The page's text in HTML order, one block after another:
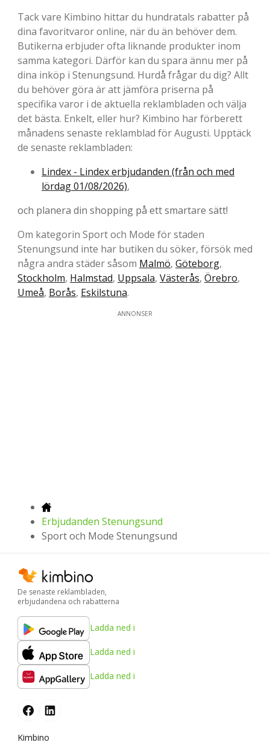
Tack vare Kimbino hittar du hundratals rabatter på
dina favoritvaror online, när du än behöver dem.
Butikerna erbjuder ofta liknande produkter inom
samma kategori. Därför kan du spara ännu mer på
dina inköp i Stenungsund. Hurdå frågar du dig? Allt
du behöver göra är att jämföra priserna på
specifika varor i de aktuella reklambladen och välja
det bästa. Enkelt, eller hur? Kimbino har förberett
månadens senaste reklamblad för Augusti. Upptäck
de senaste reklambladen:
Lindex - Lindex erbjudanden (från och med
lördag 01/08/2026),
och planera din shopping på ett smartare sätt!
Om kategorin Sport och Mode för staden
Stenungsund inte har butiken du söker, försök med
några andra städer såsom Malmö, Göteborg,
Stockholm, Halmstad, Uppsala, Västerås, Örebro,
Umeå, Borås, Eskilstuna.
ANNONSER
Erbjudanden Stenungsund
Sport och Mode Stenungsund
De senaste reklambladen,
erbjudandena och rabatterna
Ladda ned i
Ladda ned i
Ladda ned i
Kimbino